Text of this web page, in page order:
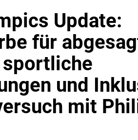
Update:
für
und
mit